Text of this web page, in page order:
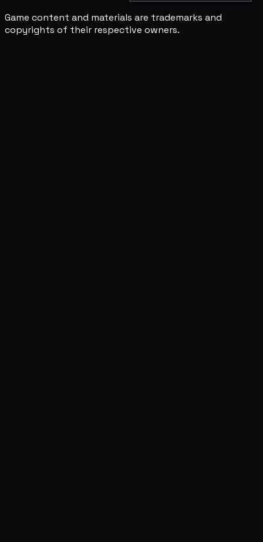
Game content and materials are trademarks and
copyrights of their respective owners.